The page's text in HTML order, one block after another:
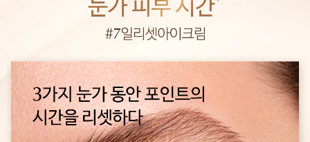
3) 보관 및 취급 시의 주의사항
나) 유아ㆍ소아의 손이 닿지 않는 곳에 보관할 것
다) 고온 또는 저온의 장소 및 직사광선이 닿는 곳에는 보관하지
말 것
* 기타 제품 특이적인 주의사항은 제품 포장 참조